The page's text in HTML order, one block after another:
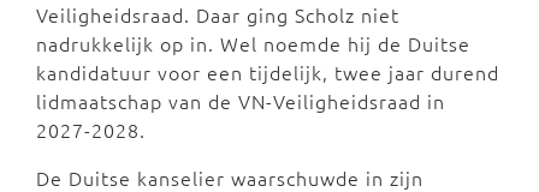
Veiligheidsraad. Daar ging Scholz niet
nadrukkelijk op in. Wel noemde hij de Duitse
kandidatuur voor een tijdelijk, twee jaar durend
lidmaatschap van de VN-Veiligheidsraad in
2027-2028.
De Duitse kanselier waarschuwde in zijn